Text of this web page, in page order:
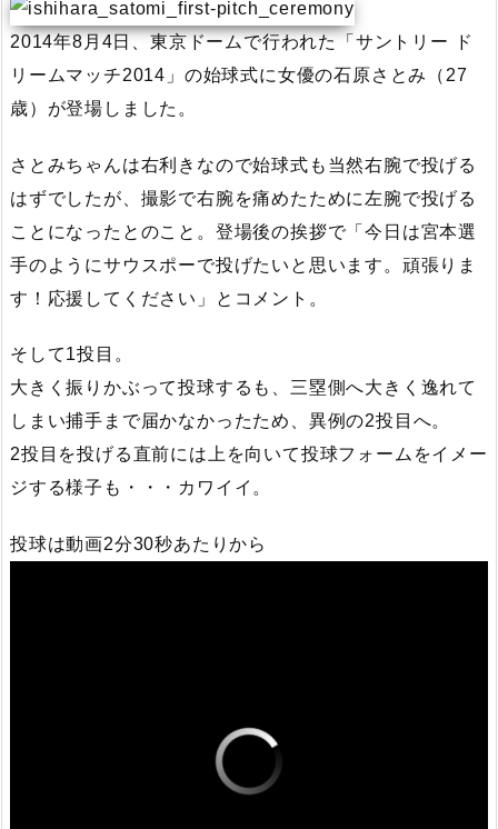
2014年8月4日、東京ドームで行われた「サントリー ド
リームマッチ2014」の始球式に女優の石原さとみ（27
歳）が登場しました。
さとみちゃんは右利きなので始球式も当然右腕で投げる
はずでしたが、撮影で右腕を痛めたために左腕で投げる
ことになったとのこと。登場後の挨拶で「今日は宮本選
手のようにサウスポーで投げたいと思います。頑張りま
す！応援してください」とコメント。
そして1投目。
大きく振りかぶって投球するも、三塁側へ大きく逸れて
しまい捕手まで届かなかったため、異例の2投目へ。
2投目を投げる直前には上を向いて投球フォームをイメー
ジする様子も・・・カワイイ。
投球は動画2分30秒あたりから